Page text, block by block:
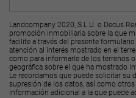
Landcompany 2020, S.L.U. o Decus
promoción inmobiliaria sobre la que
facilite a través del presente
atención al interés mostrado en el
como para informarle de los terrenos
geográfica sobre el que ha mostrado
Le recordamos que puede solicitar su
supresión de los datos, así como
información adicional a la que puede